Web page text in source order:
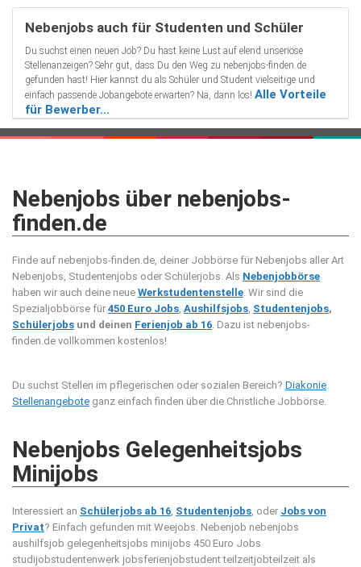
Nebenjobs auch für Studenten und Schüler
Du suchst einen neuen Job? Du hast keine Lust auf elend unseriöse
Stellenanzeigen? Sehr gut, dass Du den Weg zu nebenjobs-finden.de
gefunden hast! Hier kannst du als Schüler und Student vielseitige und
einfach passende Jobangebote erwarten? Na, dann los! Alle Vorteile
für Bewerber...
Nebenjobs über nebenjobs-
finden.de
Finde auf nebenjobs-finden.de, deiner Jobbörse für Nebenjobs aller Art
Nebenjobs, Studentenjobs oder Schülerjobs. Als Nebenjobbörse
haben wir auch deine neue Werkstudentenstelle. Wir sind die
Spezialjobbörse für 450 Euro Jobs, Aushilfsjobs, Studentenjobs,
Schülerjobs und deinen Ferienjob ab 16. Dazu ist nebenjobs-
finden.de vollkommen kostenlos!
Du suchst Stellen im pflegerischen oder sozialen Bereich? Diakonie
Stellenangebote ganz einfach finden über die Christliche Jobbörse.
Nebenjobs Gelegenheitsjobs
Minijobs
Interessiert an Schülerjobs ab 16, Studentenjobs, oder Jobs von
Privat? Einfach gefunden mit Weejobs. Nebenjob nebenjobs
aushilfsjob gelegenheitsjobs minijobs 450 Euro Jobs
studijobstudentenwerk jobsferienjobstudent teilzeitjobteilzeit als